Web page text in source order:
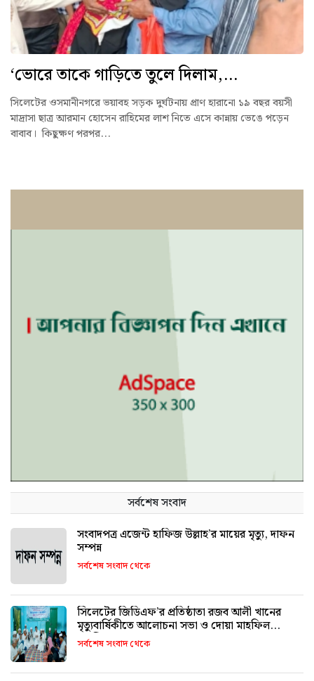
‘ভোরে তাকে গাড়িতে তুলে দিলাম,...
সিলেটের ওসমানীনগরে ভয়াবহ সড়ক দুর্ঘটনায় প্রাণ হারানো ১৯ বছর বয়সী
মাদ্রাসা ছাত্র আরমান হোসেন রাহিমের লাশ নিতে এসে কান্নায় ভেঙে পড়েন
বাবাব। কিছুক্ষণ পরপর...
সর্বশেষ সংবাদ
সংবাদপত্র এজেন্ট হাফিজ উল্লাহ’র মায়ের মৃত্যু, দাফন
সম্পন্ন
সর্বশেষ সংবাদ থেকে
সিলেটের জিডিএফ’র প্রতিষ্ঠাতা রজব আলী খানের
মৃত্যুবার্ষিকীতে আলোচনা সভা ও দোয়া মাহফিল
অনুষ্ঠিত
সর্বশেষ সংবাদ থেকে